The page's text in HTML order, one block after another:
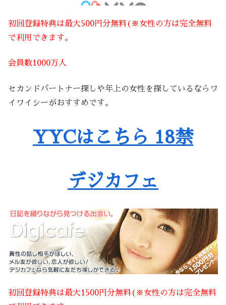
初回登録特典は最大500円分無料(※女性の方は完全無料
で利用できます。
会員数1000万人
セカンドパートナー探しや年上の女性を探しているならワ
イワイシーがおすすめです。
YYCはこちら 18禁
デジカフェ
初回登録特典は最大1500円分無料(※女性の方は完全無料